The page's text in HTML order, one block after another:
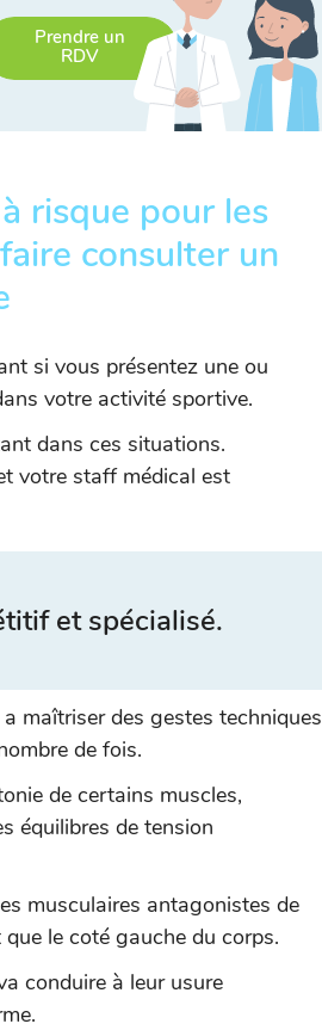
Prendre un
RDV
risque pour les
consulter un
si vous présentez une ou
votre activité sportive.
dans ces situations.
votre staff médical est
et spécialisé.
maîtriser des gestes techniques
de fois.
de certains muscles,
équilibres de tension
musculaires antagonistes de
le coté gauche du corps.
conduire à leur usure